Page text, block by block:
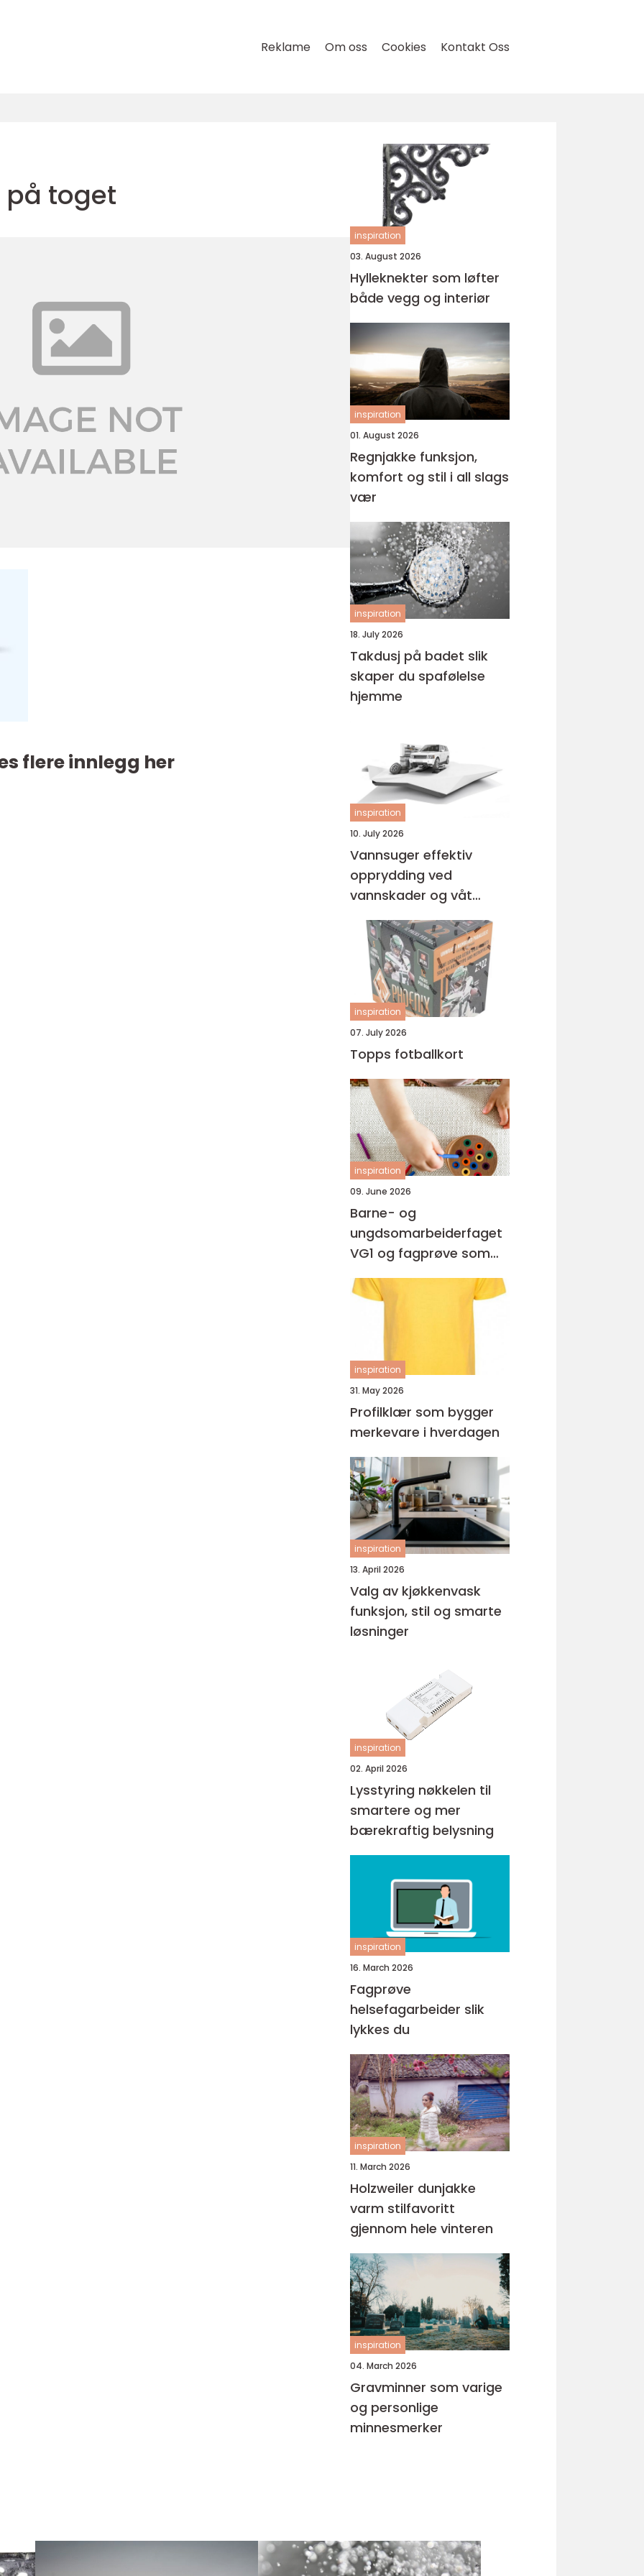
Reklame Om oss Cookies Kontakt Oss
toget
flere innlegg her
inspiration
03. August 2026
Hylleknekter som løfter
både vegg og interiør
inspiration
01. August 2026
Regnjakke funksjon,
komfort og stil i all slags
vær
inspiration
18. July 2026
Takdusj på badet slik
skaper du spafølelse
hjemme
inspiration
10. July 2026
Vannsuger effektiv
opprydding ved
vannskader og våt
rengjøring
inspiration
07. July 2026
Topps fotballkort
inspiration
09. June 2026
Barne- og
ungdsomarbeiderfaget
VG1 og fagprøve som
barne- og
ungdomsarbeider –
inspiration
31. May 2026
Profilklær som bygger
merkevare i hverdagen
inspiration
13. April 2026
Valg av kjøkkenvask
funksjon, stil og smarte
løsninger
inspiration
02. April 2026
Lysstyring nøkkelen til
smartere og mer
bærekraftig belysning
inspiration
16. March 2026
Fagprøve
helsefagarbeider slik
lykkes du
inspiration
11. March 2026
Holzweiler dunjakke
varm stilfavoritt
gjennom hele vinteren
inspiration
04. March 2026
Gravminner som varige
og personlige
minnesmerker